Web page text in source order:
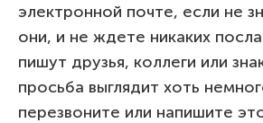
электронной почте, если не
они, и не ждете никаких
пишут друзья, коллеги или
просьба выглядит хоть
перезвоните или напишите